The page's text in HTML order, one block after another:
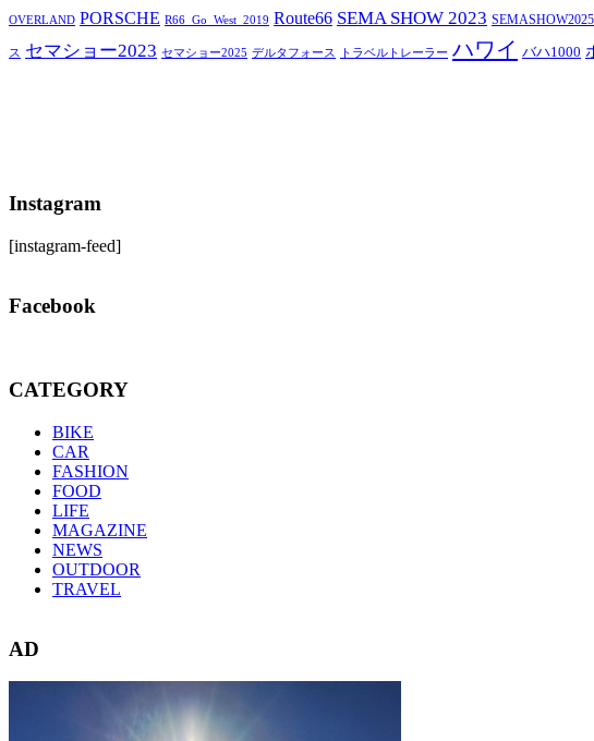
OVERLAND PORSCHE R66_Go_West_2019 Route66 SEMA SHOW 2023 SEMASHOW2025
ス セマショー2023 セマショー2025 デルタフォース トラベルトレーラー ハワイ バハ1000
Instagram
[instagram-feed]
Facebook
CATEGORY
BIKE
CAR
FASHION
FOOD
LIFE
MAGAZINE
NEWS
OUTDOOR
TRAVEL
AD